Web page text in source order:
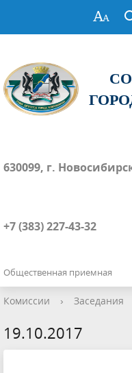
630099, г.
+7 (383) 227-43-32
Общественная приемная
Комиссии › Заседания
19.10.2017